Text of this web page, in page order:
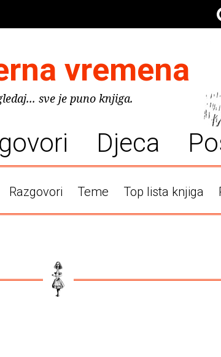
vremena
sve je puno knjiga.
Djeca
Razgovori Teme Top lista knjiga